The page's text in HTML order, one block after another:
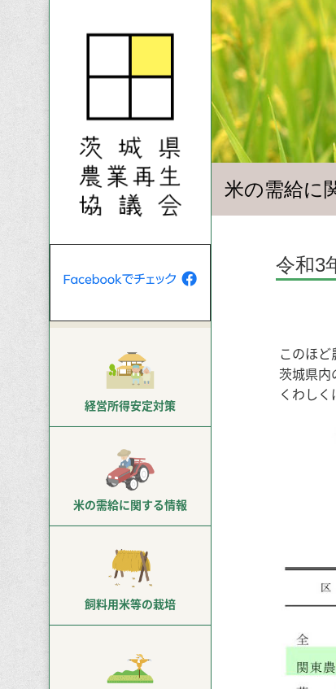
経営所得安定対策
米の需給に関する情報
飼料用米等の栽培
米の需給に
令和3
このほ
茨城県内
くわしく